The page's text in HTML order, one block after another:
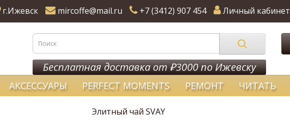
г.Ижевск mircoffe@mail.ru +7 (3412) 907 454 Личный кабинет
Бесплатная доставка от ₽3000 по Ижевску
АКСЕССУАРЫ PERFECT MOMENTS РЕМОНТ ЧИТАТЬ